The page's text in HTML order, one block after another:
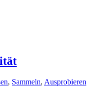
, Sammeln, Ausprobieren